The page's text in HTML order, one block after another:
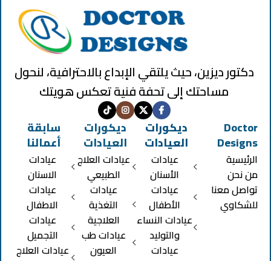
دكتور ديزين، حيث يلتقي الإبداع بالاحترافية، لنحول
مساحتك إلى تحفة فنية تعكس هويتك
Doctor
Designs
الرئيسية
من نحن
تواصل معنا
للشكاوي
ديكورات
العيادات
عيادات
الأسنان
عيادات
الأطفال
عيادات النساء
والتوليد
عيادات
ديكورات
العيادات
عيادات العلاج
الطبيعي
عيادات
التغذية
العلاجية
عيادات طب
العيون
سابقة
أعمالنا
عيادات
الاسنان
عيادات
الاطفال
عيادات
التجميل
عيادات العلاج